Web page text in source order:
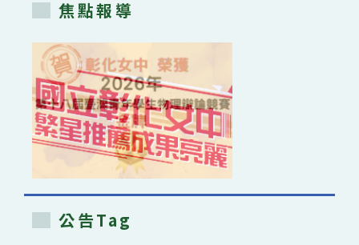
焦點報導
公告Tag